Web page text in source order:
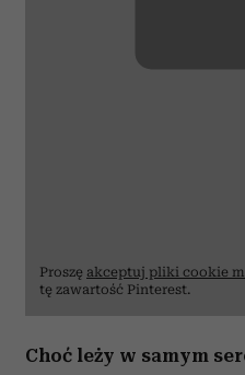
Proszę akceptuj pliki cookie
tę zawartość Pinterest.
Choć leży w samym